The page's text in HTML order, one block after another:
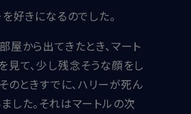
好きになるのでした。
から出てきたとき、マート
見て、少し残念そうな顔をし
のときすでに、ハリーが死ん
した。それはマートルの次